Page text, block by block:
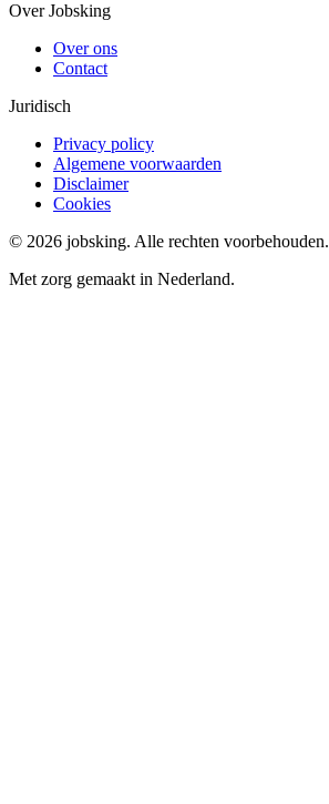
Over Jobsking
Over ons
Contact
Juridisch
Privacy policy
Algemene voorwaarden
Disclaimer
Cookies
© 2026 jobsking. Alle rechten voorbehouden.
Met zorg gemaakt in Nederland.